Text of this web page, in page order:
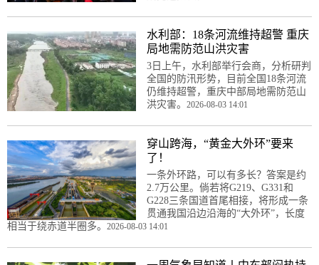
水利部：18条河流维持超警 重庆
局地需防范山洪灾害
3日上午，水利部举行会商，分析研判
全国的防汛形势，目前全国18条河流
仍维持超警，重庆中部局地需防范山
洪灾害。 2026-08-03 14:01
穿山跨海，“黄金大外环”要来
了！
一条外环路，可以有多长？答案是约
2.7万公里。倘若将G219、G331和
G228三条国道首尾相接，将形成一条
贯通我国沿边沿海的“大外环”，长度
相当于绕赤道半圈多。 2026-08-03 14:01